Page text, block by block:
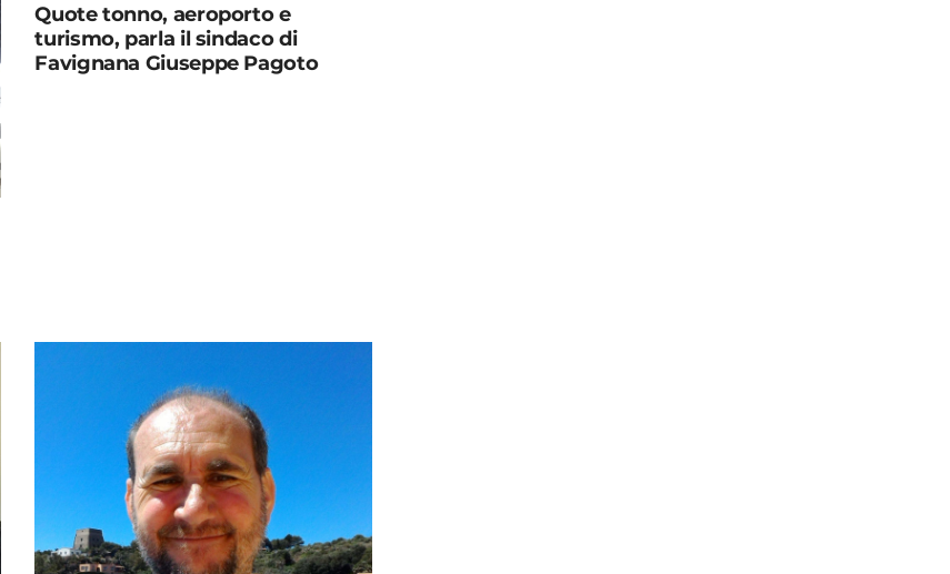
Quote tonno, aeroporto e
turismo, parla il sindaco di
Favignana Giuseppe Pagoto